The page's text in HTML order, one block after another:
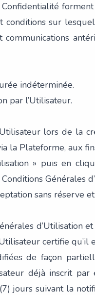
Confidentialité
sur
communications
indéterminée.
par l’Utilisateur.
lors de la
la Plateforme, aux
» puis en
Générales
sans réserve
d’Utilisation
certifie qu’il
de façon
déjà inscrit
jours suivant la